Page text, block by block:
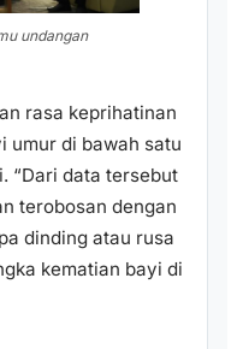
undangan
rasa keprihatinan
umur di bawah satu
“Dari data tersebut
terobosan dengan
dinding atau rusa
kematian bayi di